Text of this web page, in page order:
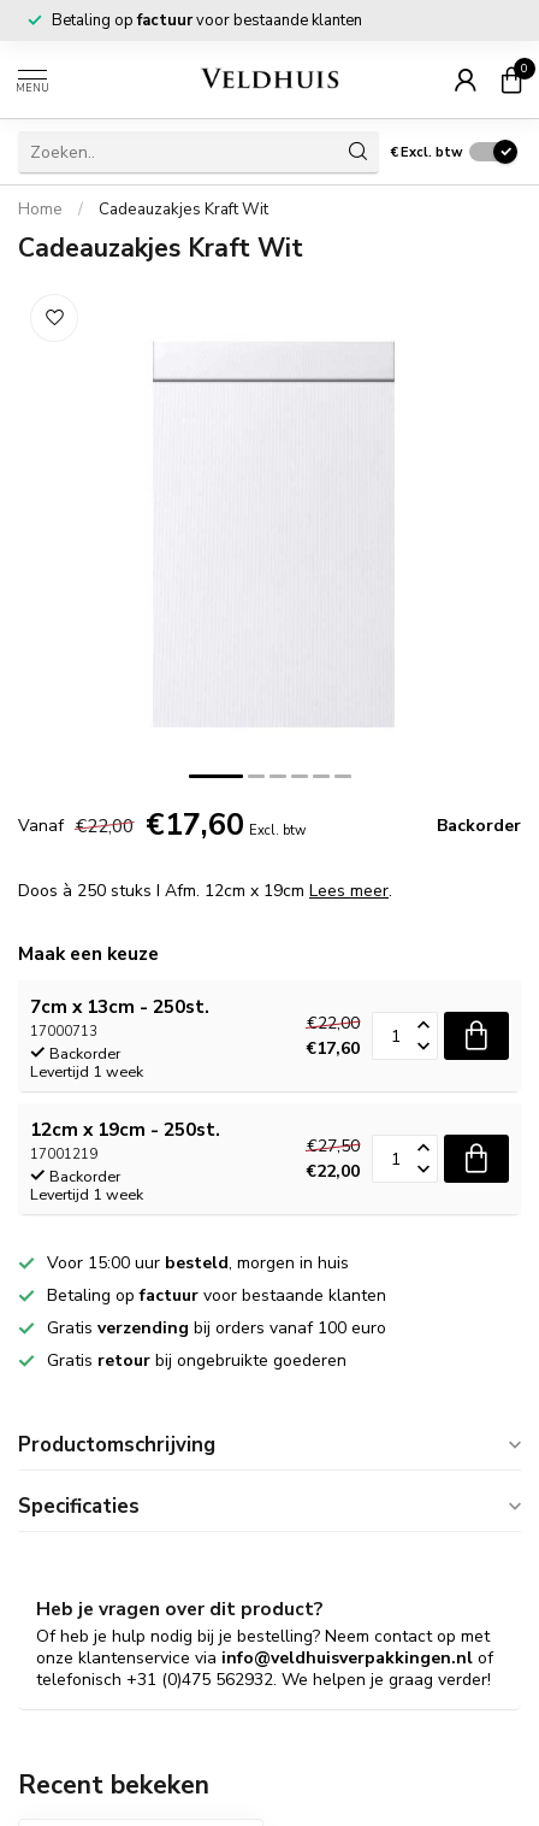
Betaling opfactuurvoor bestaande klanten
MENU
0
€Excl. btw
Home / Cadeauzakjes Kraft Wit
Cadeauzakjes Kraft Wit
Vanaf €22,00 €17,60 Excl. btw Backorder
Doos à 250 stuks I Afm. 12cm x 19cm Lees meer.
Maak een keuze
7cm x 13cm - 250st.
17000713
Backorder
Levertijd 1 week
€22,00
€17,60
12cm x 19cm - 250st.
17001219
Backorder
Levertijd 1 week
€27,50
€22,00
Voor 15:00 uur besteld, morgen in huis
Betaling opfactuur voor bestaande klanten
Gratis verzending bij orders vanaf 100 euro
Gratis retour bij ongebruikte goederen
Productomschrijving
Specificaties
Heb je vragen over dit product?
Of heb je hulp nodig bij je bestelling? Neem contact op met
onze klantenservice via info@veldhuisverpakkingen.nl of
telefonisch +31 (0)475 562932. We helpen je graag verder!
Recent bekeken